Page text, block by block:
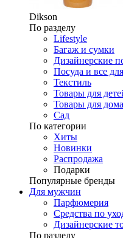
Dikson
По разделу
Lifestyle
Багаж и сумки
Дизайнерские
Посуда и все
Текстиль
Товары для
Товары для дома
Сад
По категории
Хиты
Новинки
Распродажа
Подарки
Популярные бренды
Для мужчин
Парфюмерия
Средства по
Дизайнерские
По разделу